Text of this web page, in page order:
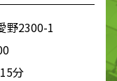
野2300-1
分